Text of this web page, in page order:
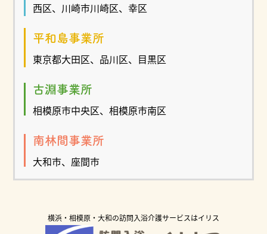
西区、川崎市川崎区、幸区
平和島事業所
東京都大田区、品川区、目黒区
古淵事業所
相模原市中央区、相模原市南区
南林間事業所
大和市、座間市
横浜・相模原・大和の訪問入浴介護サービスはイリス